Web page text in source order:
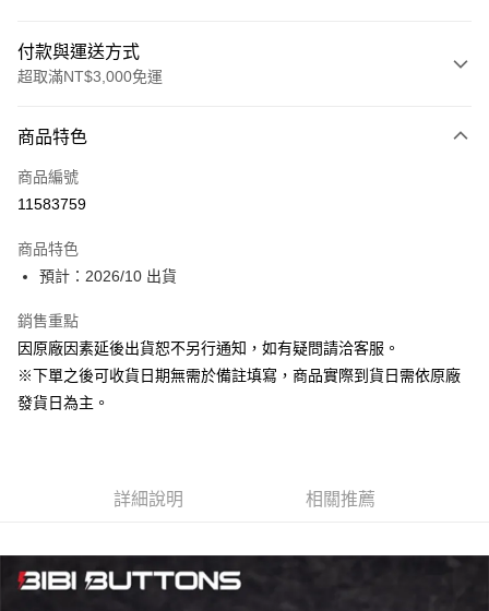
付款與運送方式
超取滿NT$3,000免運
信用卡一次付款
Apple Pay
運送方式
預購-付款後全家取貨(舊)
每筆NT$90，滿NT$3,000(含以上)免運費
每筆NT$120，滿NT$3,000(含以上)免運費
每筆NT$160，滿NT$3,000(含以上)免運費
商品特色
商品編號
11583759
商品特色
預計：2026/10 出貨
銷售重點
因原廠因素延後出貨恕不另行通知，如有疑問請洽客服。
※下單之後可收貨日期無需於備註填寫，商品實際到貨日需依原廠
發貨日為主。
詳細說明 相關推薦